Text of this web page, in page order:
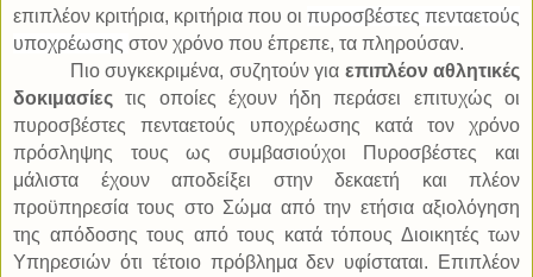
επιπλέον κριτήρια, κριτήρια που οι πυροσβέστες πενταετούς
υποχρέωσης στον χρόνο που έπρεπε, τα πληρούσαν.
Πιο συγκεκριμένα, συζητούν για επιπλέον αθλητικές
δοκιμασίες τις οποίες έχουν ήδη περάσει επιτυχώς οι
πυροσβέστες πενταετούς υποχρέωσης κατά τον χρόνο
πρόσληψης τους ως συμβασιούχοι Πυροσβέστες και
μάλιστα έχουν αποδείξει στην δεκαετή και πλέον
προϋπηρεσία τους στο Σώμα από την ετήσια αξιολόγηση
της απόδοσης τους από τους κατά τόπους Διοικητές των
Υπηρεσιών ότι τέτοιο πρόβλημα δεν υφίσταται. Επιπλέον